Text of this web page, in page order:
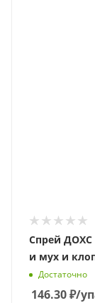
Спрей ДОХС
и мух и
Достаточно
146.30₽/